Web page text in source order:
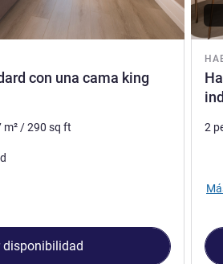
con una cama king
m²/290 sq ft
disponibilidad
2